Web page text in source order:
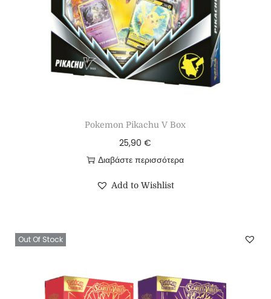
Pokemon Pikachu V Box
25,90€
Διαβάστε περισσότερα
Add to Wishlist
Out Of Stock